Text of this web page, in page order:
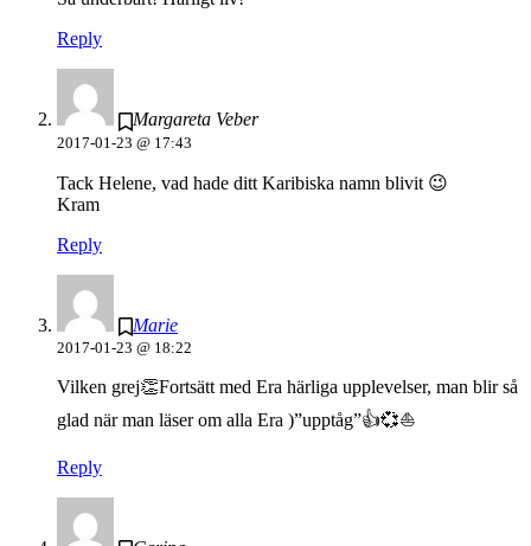
Reply
Margareta Veber
2017-01-23 @ 17:43
Tack Helene, vad hade ditt Karibiska namn blivit 😉
Kram
Reply
Marie
2017-01-23 @ 18:22
Vilken grej👏Fortsätt med Era härliga upplevelser, man blir så
glad när man läser om alla Era )”upptåg”👍💞⛵️
Reply